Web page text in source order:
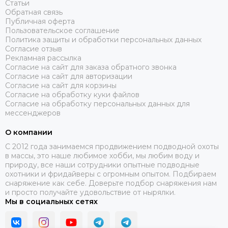
неопрен — тем больше он подвержен компрессии на
глубине и тем быстрее изнашивается, но гораздо
комфортнее для надевания и охоты. Многие охотники
очень хвалят бюджетные гидрокостюмы из «дубового»
неопрена, тк они служат дольше. С этим фактом не
поспоришь, но все-таки для большинства охотников
подводная охота — получение удовольствие, поэтому и
мягкие гидрокостюмы из 10мм неопрена не менее
популярны.
Какой вес охотничьего гидрокостюма
10 мм?
Вес гидрокостюма 10 мм зависит от марки неопрена из
которого пошит гидрокостюм и размера. Как правило, вес
охотничьего гидрокостюма 10 мм в сухом виде колеблется
в 1,5-2 раза.
Статьи
Обратная связь
Публичная оферта
Пользовательское соглашение
Политика защиты и обработки персональных данных
Согласие отзыв
Рекламная рассылка
Согласие на сайт для заказа обратного звонка
Согласие на сайт для авторизации
Согласие на сайт для корзины
Согласие на обработку куки файлов
Согласие на обработку персональных данных для
мессенджеров
О компании
C 2012 года занимаемся продвижением подводной охоты
в массы, это наше любимое хобби, мы любим воду и
природу, все наши сотрудники опытные подводные
охотники и фридайверы с огромным опытом. Подбираем
снаряжение как себе. Доверьте подбор снаряжения нам
и просто получайте удовольствие от нырялки.
Мы в социальных сетях